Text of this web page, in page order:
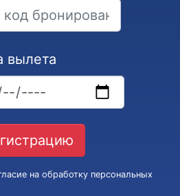
вылета
на обработку персональных